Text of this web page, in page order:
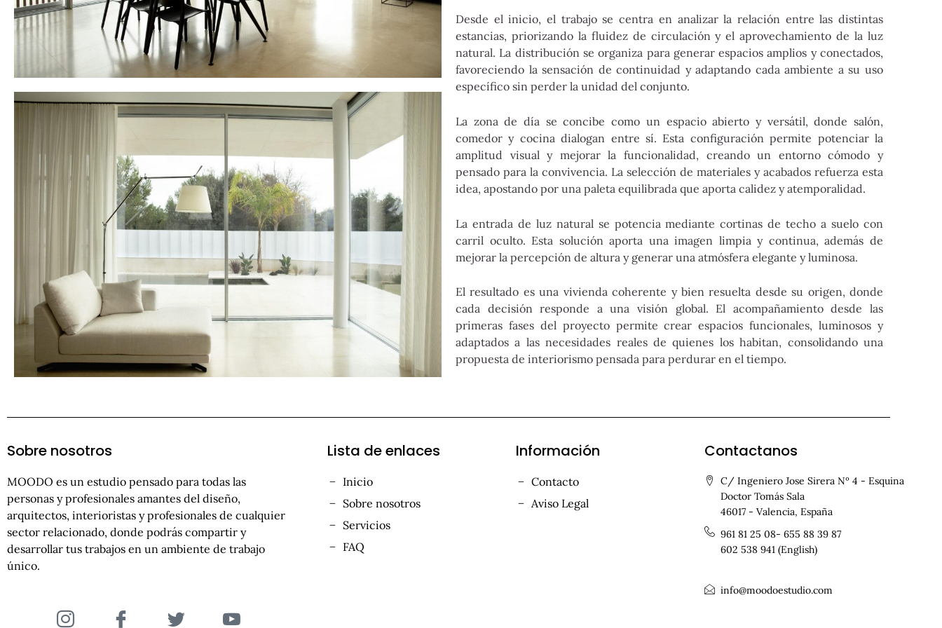
Desde el inicio, el trabajo se centra en analizar la relación entre las distintas
estancias, priorizando la fluidez de circulación y el aprovechamiento de la luz
natural. La distribución se organiza para generar espacios amplios y conectados,
favoreciendo la sensación de continuidad y adaptando cada ambiente a su uso
específico sin perder la unidad del conjunto.
La zona de día se concibe como un espacio abierto y versátil, donde salón,
comedor y cocina dialogan entre sí. Esta configuración permite potenciar la
amplitud visual y mejorar la funcionalidad, creando un entorno cómodo y
pensado para la convivencia. La selección de materiales y acabados refuerza esta
idea, apostando por una paleta equilibrada que aporta calidez y atemporalidad.
La entrada de luz natural se potencia mediante cortinas de techo a suelo con
carril oculto. Esta solución aporta una imagen limpia y continua, además de
mejorar la percepción de altura y generar una atmósfera elegante y luminosa.
El resultado es una vivienda coherente y bien resuelta desde su origen, donde
cada decisión responde a una visión global. El acompañamiento desde las
primeras fases del proyecto permite crear espacios funcionales, luminosos y
adaptados a las necesidades reales de quienes los habitan, consolidando una
propuesta de interiorismo pensada para perdurar en el tiempo.
Sobre nosotros
MOODO es un estudio pensado para todas las
personas y profesionales amantes del diseño,
arquitectos, interioristas y profesionales de cualquier
sector relacionado, donde podrás compartir y
desarrollar tus trabajos en un ambiente de trabajo
único.
I
c c c c
Lista de enlaces
Inicio
Sobre nosotros
Servicios
FAQ
Información
Contacto
Aviso Legal
Contactanos
C/ Ingeniero Jose Sirera Nº 4 - Esquina
Doctor Tomás Sala
46017 - Valencia, España
961 81 25 08- 655 88 39 87
602 538 941 (English)
info@moodoestudio.com